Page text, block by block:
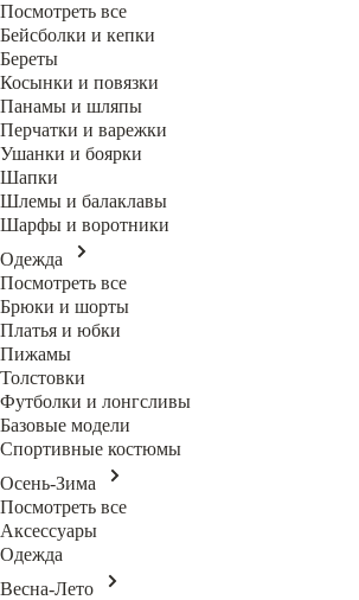
Посмотреть все
Бейсболки и кепки
Береты
Косынки и повязки
Панамы и шляпы
Перчатки и варежки
Ушанки и боярки
Шапки
Шлемы и балаклавы
Шарфы и воротники
Одежда
Посмотреть все
Брюки и шорты
Платья и юбки
Пижамы
Толстовки
Футболки и лонгсливы
Базовые модели
Спортивные костюмы
Осень-Зима
Посмотреть все
Аксессуары
Одежда
Весна-Лето